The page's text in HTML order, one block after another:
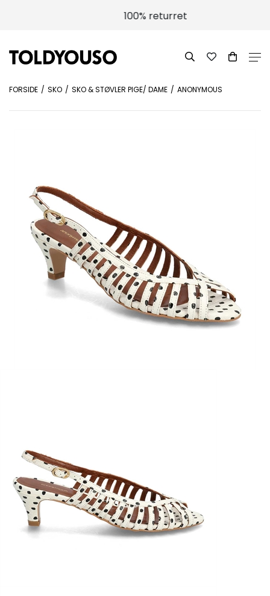
100% returret
FORSIDE SKO SKO & STØVLER PIGE/ DAME ANONYMOUS